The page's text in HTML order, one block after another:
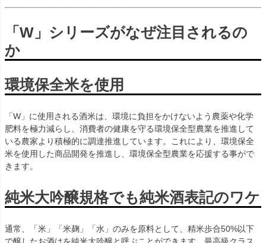
「W」シリーズがなぜ注目されるの
か
環境保全米を使用
「W」に使用される酒米は、環境に負担をかけないよう農薬や化学
肥料を極力減らし、消費者の健康を守る環境保全型農業を推進して
いる農家より積極的に調達推進しています。これにより、環境保全
米を使用した商品開発を推進し、環境保全型農業を応援する事がで
きます。
純米大吟醸規格でも純米酒表記のワケ
通常、「米」「米麹」「水」のみを原料として、精米歩合50%以下
で醸したお酒はを純米大吟醸と呼ぶことができます。最高級クラス